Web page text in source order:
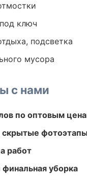
ключ
подсветка
мусора
с нами
по оптовым
скрытые фотоэтапы
работ
уборка